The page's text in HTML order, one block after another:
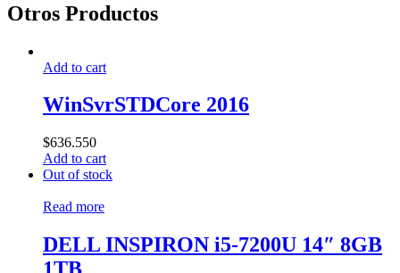
Otros Productos
Add to cart
WinSvrSTDCore 2016
$636.550
Add to cart
Out of stock
Read more
DELL INSPIRON i5-7200U 14″ 8GB